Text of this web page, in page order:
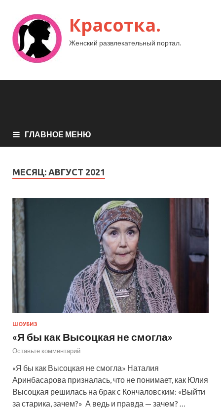
Красотка.
Женский развлекательный портал.
ГЛАВНОЕ МЕНЮ
МЕСЯЦ: АВГУСТ 2021
ШОУБИЗ
«Я бы как Высоцкая не смогла»
Оставьте комментарий
«Я бы как Высоцкая не смогла» Наталия
Аринбасарова призналась, что не понимает, как Юлия
Высоцкая решилась на брак с Кончаловским: «Выйти
за старика, зачем?» А ведь и правда — зачем? …